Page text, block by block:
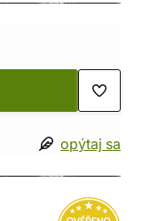
opýtaj sa